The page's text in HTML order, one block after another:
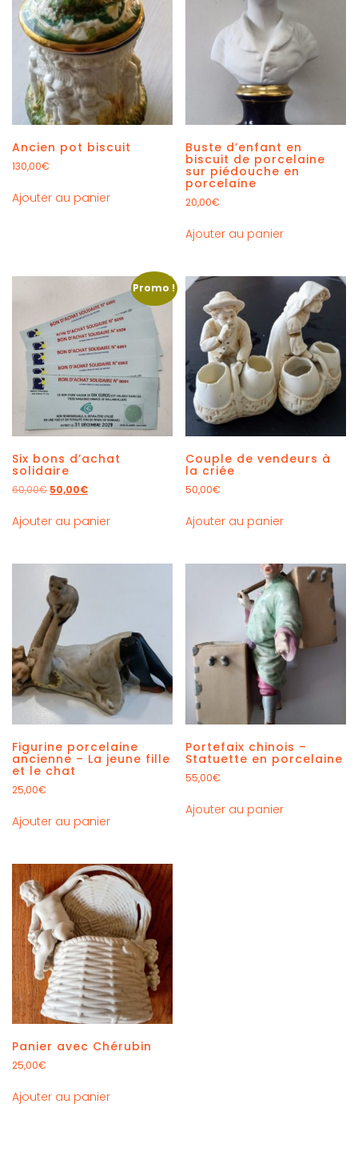
Ancien pot biscuit
130,00€
Ajouter au panier
Buste d’enfant en
biscuit de porcelaine
sur piédouche en
porcelaine
20,00€
Ajouter au panier
Promo !
Six bons d’achat
solidaire
60,00€ 50,00€
Ajouter au panier
Couple de vendeurs à
la criée
50,00€
Ajouter au panier
Figurine porcelaine
ancienne – La jeune fille
et le chat
25,00€
Ajouter au panier
Portefaix chinois –
Statuette en porcelaine
55,00€
Ajouter au panier
Panier avec Chérubin
25,00€
Ajouter au panier